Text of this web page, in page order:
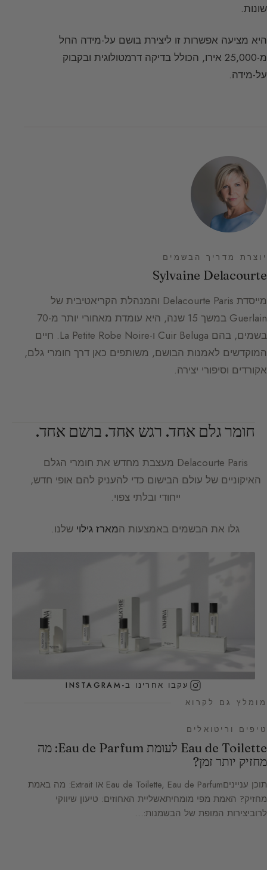
שונות.
היא מציעה אפשרות זו ליצירת בושם על-מידה החל
מ-25,000 אירו, הכולל בדיקה דרמטולוגית ובקבוק
על-מידה.
יוצרת מדריך הבשמים
Sylvaine Delacourte
מייסדת Delacourte Paris והמנהלת הקריאטיבית של
Guerlain במשך 15 שנה, היא עומדת מאחורי יותר מ-70
בשמים, בהם Cuir Beluga ו-La Petite Robe Noire. חיים
המוקדשים לאמנות הבושם, משותפים כאן דרך חומרי גלם,
אקורדים וסיפורי יצירה.
חומר גלם אחד. רגש אחד. בושם אחד.
Delacourte Paris מעצבת מחדש את חומרי הגלם
האיקוניים של עולם הבישום כדי להעניק להם אופי חדש,
ייחודי ובלתי צפוי.
גלו את הבשמים באמצעות המארז גילוי שלנו.
עקבו אחרינו ב-INSTAGRAM
מומלץ גם לקרוא
טיפים וריטואלים
Eau de Toilette לעומת Eau de Parfum: מה
מחזיק יותר זמן?
תוכן ענייניםEau de Toilette, Eau de Parfum או Extrait: מה באמת
מחזיק? האמת מפי מומחיתאשליית האחוזים: טיעון שיווקי
לרוביצירות המופת של הבשמנות:…